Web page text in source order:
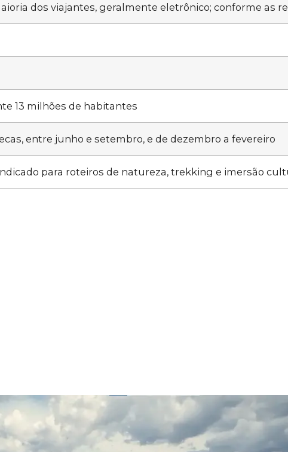
dos viajantes, geralmente eletrônico; conforme as
13 milhões de habitantes
entre junho e setembro, e de dezembro a fevereiro
para roteiros de natureza, trekking e imersão